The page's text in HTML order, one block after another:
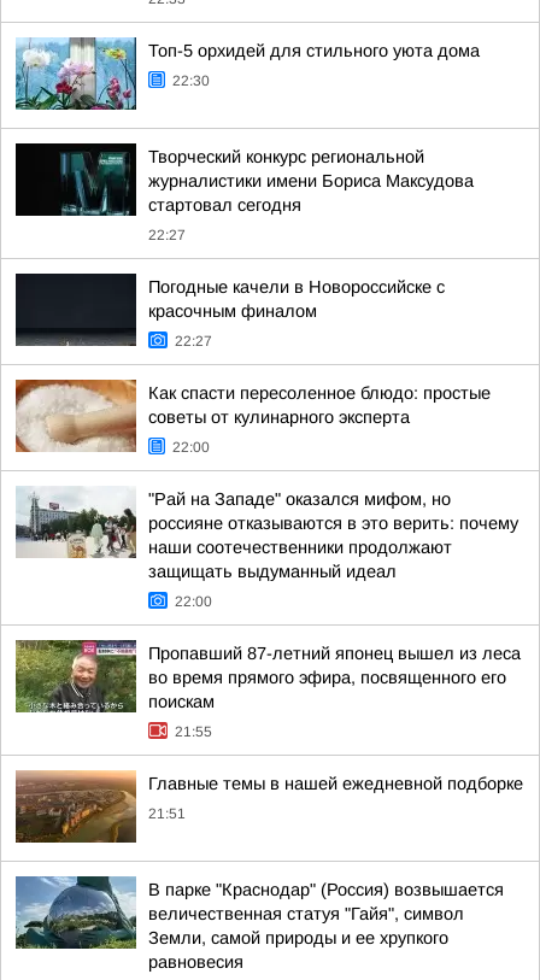
Топ-5 орхидей для стильного уюта дома
22:30
Творческий конкурс региональной
журналистики имени Бориса Максудова
стартовал сегодня
22:27
Погодные качели в Новороссийске с
красочным финалом
22:27
Как спасти пересоленное блюдо: простые
советы от кулинарного эксперта
22:00
"Рай на Западе" оказался мифом, но
россияне отказываются в это верить: почему
наши соотечественники продолжают
защищать выдуманный идеал
22:00
Пропавший 87-летний японец вышел из леса
во время прямого эфира, посвященного его
поискам
21:55
Главные темы в нашей ежедневной подборке
21:51
В парке "Краснодар" (Россия) возвышается
величественная статуя "Гайя", символ
Земли, самой природы и ее хрупкого
равновесия